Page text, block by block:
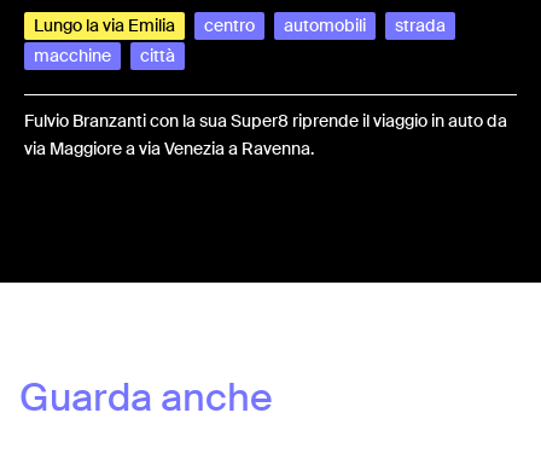
Lungo la via Emilia centro automobili
strada
macchine
città
Fulvio Branzanti con la sua Super8 riprende il viaggio in auto da
via Maggiore a via Venezia a Ravenna.
Guarda anche